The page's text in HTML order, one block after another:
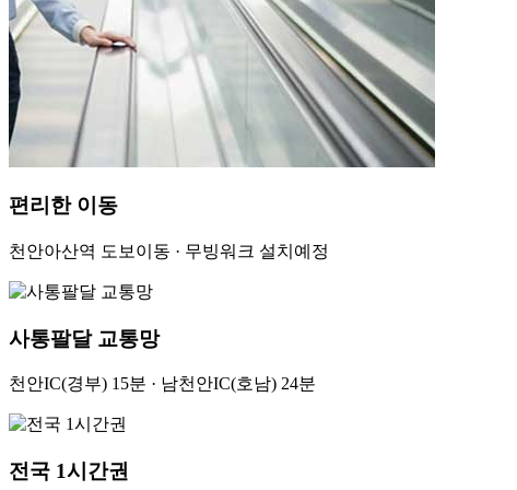
편리한 이동
천안아산역 도보이동 · 무빙워크 설치예정
사통팔달 교통망
천안IC(경부) 15분 · 남천안IC(호남) 24분
전국 1시간권